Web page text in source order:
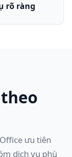
rõ ràng
ưu tiên
dịch vụ phù